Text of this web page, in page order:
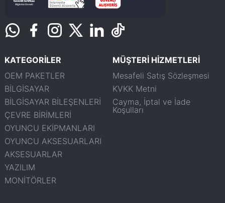
KATEGORİLER
OEM PAKETLER
BİLGİSAYAR
BİLGİSAYAR BİLEŞENLERİ
ÇEVRE BİRİMLERİ
OYUNCU EKİPMANLARI
OYUNCU AKSESUARLARI
AKSESUARLAR
YAZILIM
MONİTÖRLER
MÜŞTERİ HİZMETLERİ
Mesafeli Satış Sözleşmesi
KVKK Metni
Cayma, İptal ve İade
Koşulları